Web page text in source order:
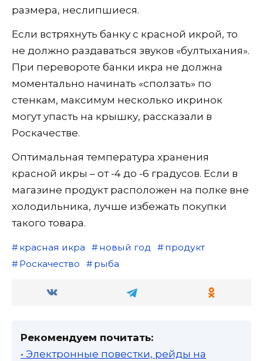
размера, неслипшиеся.
Если встряхнуть банку с красной икрой, то
не должно раздаваться звуков «бултыхания».
При перевороте банки икра не должна
моментально начинать «сползать» по
стенкам, максимум несколько икринок
могут упасть на крышку, рассказали в
Роскачестве.
Оптимальная температура хранения
красной икры – от -4 до -6 градусов. Если в
магазине продукт расположен на полке вне
холодильника, лучше избежать покупки
такого товара.
красная икра новый год
продукт
Роскачество
рыба
Рекомендуем почитать:
• Электронные повестки, рейды на